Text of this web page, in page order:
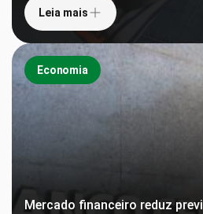
Leia mais
Economia
Mercado financeiro reduz